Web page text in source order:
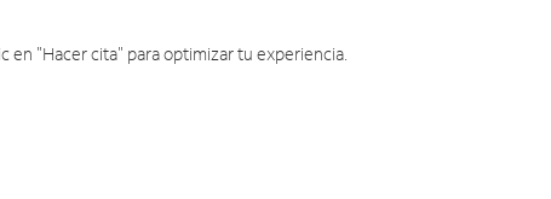
en "Hacer cita" para optimizar tu experiencia.